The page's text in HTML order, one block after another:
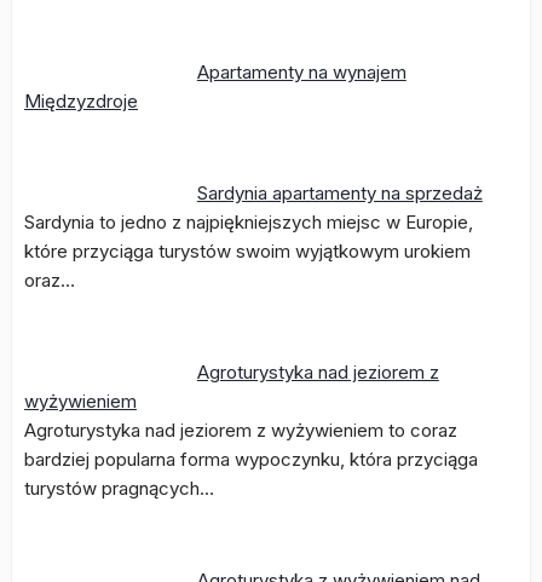
Apartamenty na wynajem
Międzyzdroje
Sardynia apartamenty na sprzedaż
Sardynia to jedno z najpiękniejszych miejsc w Europie,
które przyciąga turystów swoim wyjątkowym urokiem
oraz…
Agroturystyka nad jeziorem z
wyżywieniem
Agroturystyka nad jeziorem z wyżywieniem to coraz
bardziej popularna forma wypoczynku, która przyciąga
turystów pragnących…